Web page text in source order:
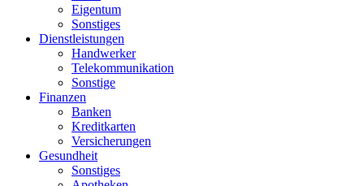
Eigentum
Sonstiges
Dienstleistungen
Handwerker
Telekommunikation
Sonstige
Finanzen
Banken
Kreditkarten
Versicherungen
Gesundheit
Sonstiges